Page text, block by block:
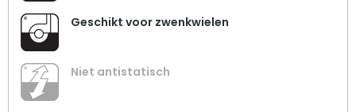
Geschikt voor zwenkwielen
Niet antistatisch